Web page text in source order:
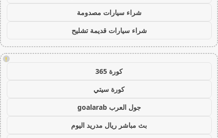
شراء سيارات مصدومة
شراء سيارات قديمة تشليح
!
كورة 365
كورة سيتي
جول العرب goalarab
بث مباشر ريال مدريد اليوم